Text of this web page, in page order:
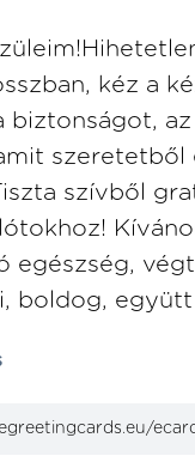
kéz a
biztonságot,
szeretetből
szívből
egészség,
boldog,